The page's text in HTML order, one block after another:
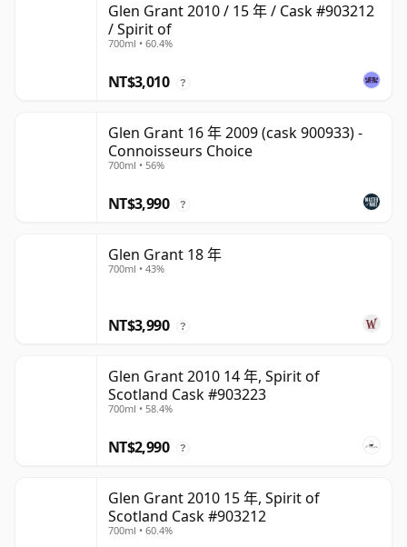
Glen Grant 2010 / 15 年 / Cask #903212
/ Spirit of
700ml • 60.4%
NT$3,010 ?
Glen Grant 16 年 2009 (cask 900933) -
Connoisseurs Choice
700ml • 56%
NT$3,990 ?
Glen Grant 18 年
700ml • 43%
NT$3,990 ?
Glen Grant 2010 14 年, Spirit of
Scotland Cask #903223
700ml • 58.4%
NT$2,990 ?
Glen Grant 2010 15 年, Spirit of
Scotland Cask #903212
700ml • 60.4%